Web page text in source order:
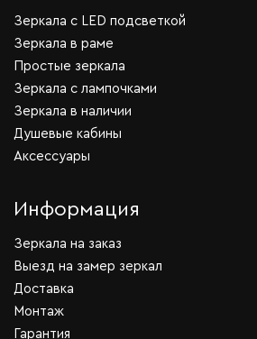
Зеркала c LED подсветкой
Зеркала в раме
Простые зеркала
Зеркала с лампочками
Зеркала в наличии
Душевые кабины
Аксессуары
Информация
Зеркала на заказ
Выезд на замер зеркал
Доставка
Монтаж
Гарантия